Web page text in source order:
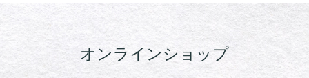
オンラインショップ